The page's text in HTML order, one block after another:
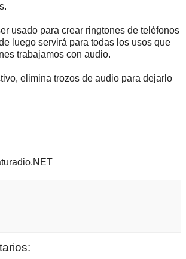
usado para crear ringtones de teléfonos
luego servirá para todas los usos que
trabajamos con audio.
elimina trozos de audio para dejarlo